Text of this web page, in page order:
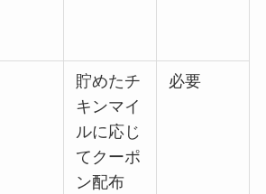
貯めたチ
キンマイ
ルに応じ
てクーポ
ン配布
必要